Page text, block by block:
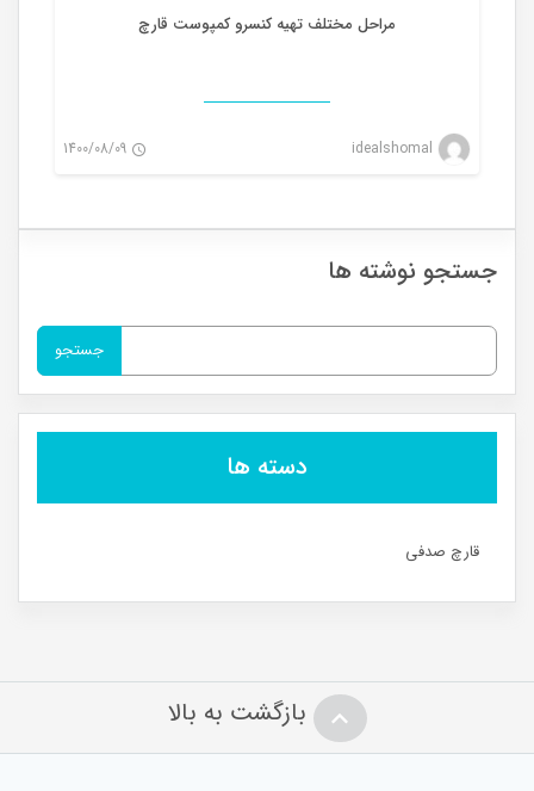
جستجو نوشته ها
برای:
دسته ها
قارچ صدفی
مراحل مختلف تهیه کنسرو کمپوست قارچ
1400/08/09
بازگشت به بالا